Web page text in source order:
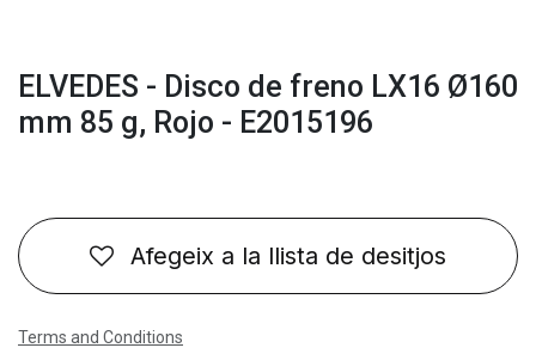
ELVEDES - Disco de freno LX16 Ø160
mm 85 g, Rojo - E2015196
Afegeix a la llista de desitjos
Terms and Conditions